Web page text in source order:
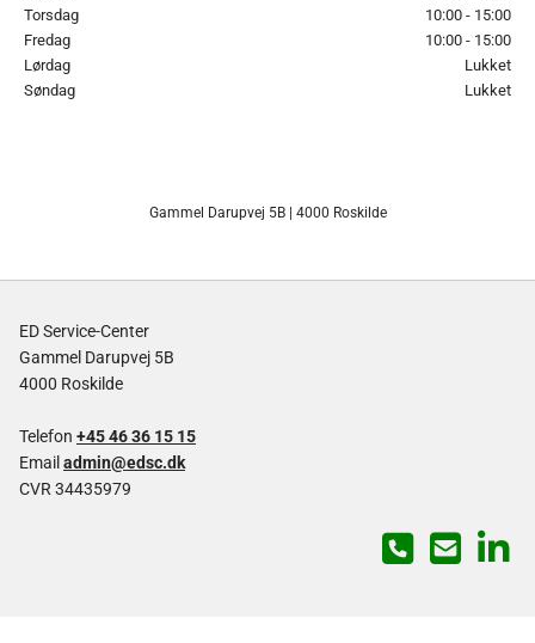
Torsdag
10:00 - 15:00
Fredag
10:00 - 15:00
Lørdag
Lukket
Søndag
Lukket
Gammel Darupvej 5B | 4000 Roskilde
ED Service-Center
Gammel Darupvej 5B
4000 Roskilde
Telefon +45 46 36 15 15
Emailadmin@edsc.dk
CVR 34435979